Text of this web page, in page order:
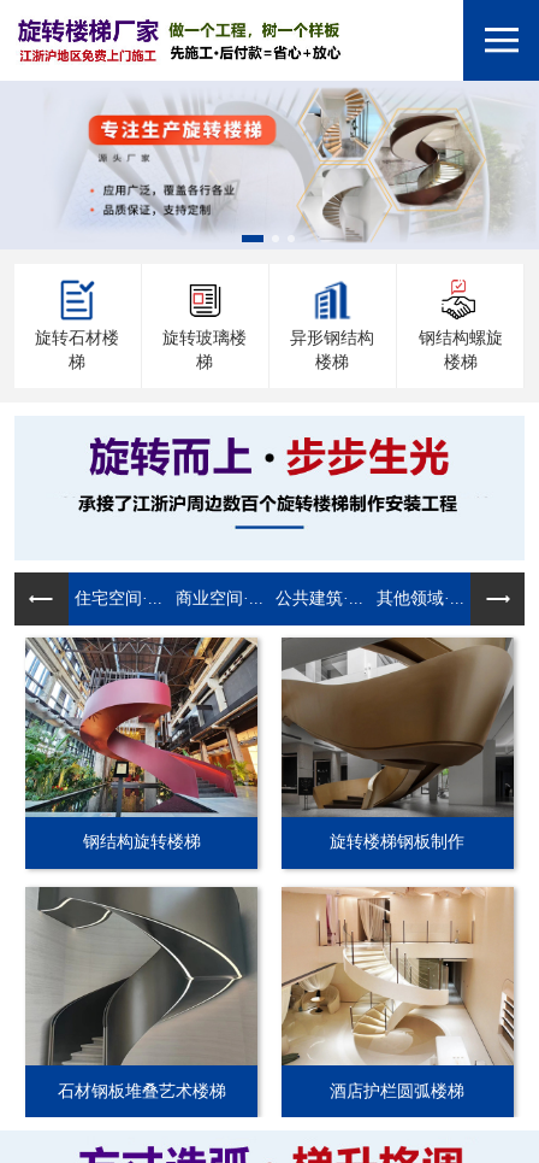
旋转石材楼
梯
旋转玻璃楼
梯
异形钢结构
楼梯
钢结构螺旋
楼梯
住宅空间·... 商业空间·... 公共建筑·... 其他领域·...
钢结构旋转楼梯 旋转楼梯钢板制作
石材钢板堆叠艺术楼梯 酒店护栏圆弧楼梯